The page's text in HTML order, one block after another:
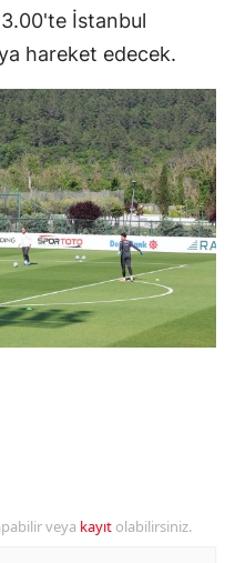
İstanbul
hareket edecek.
veya kayıt olabilirsiniz.